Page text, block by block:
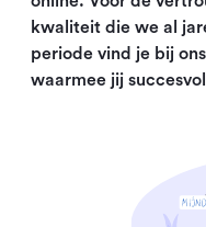
kwaliteit die we al
periode vind je bij
waarmee jij